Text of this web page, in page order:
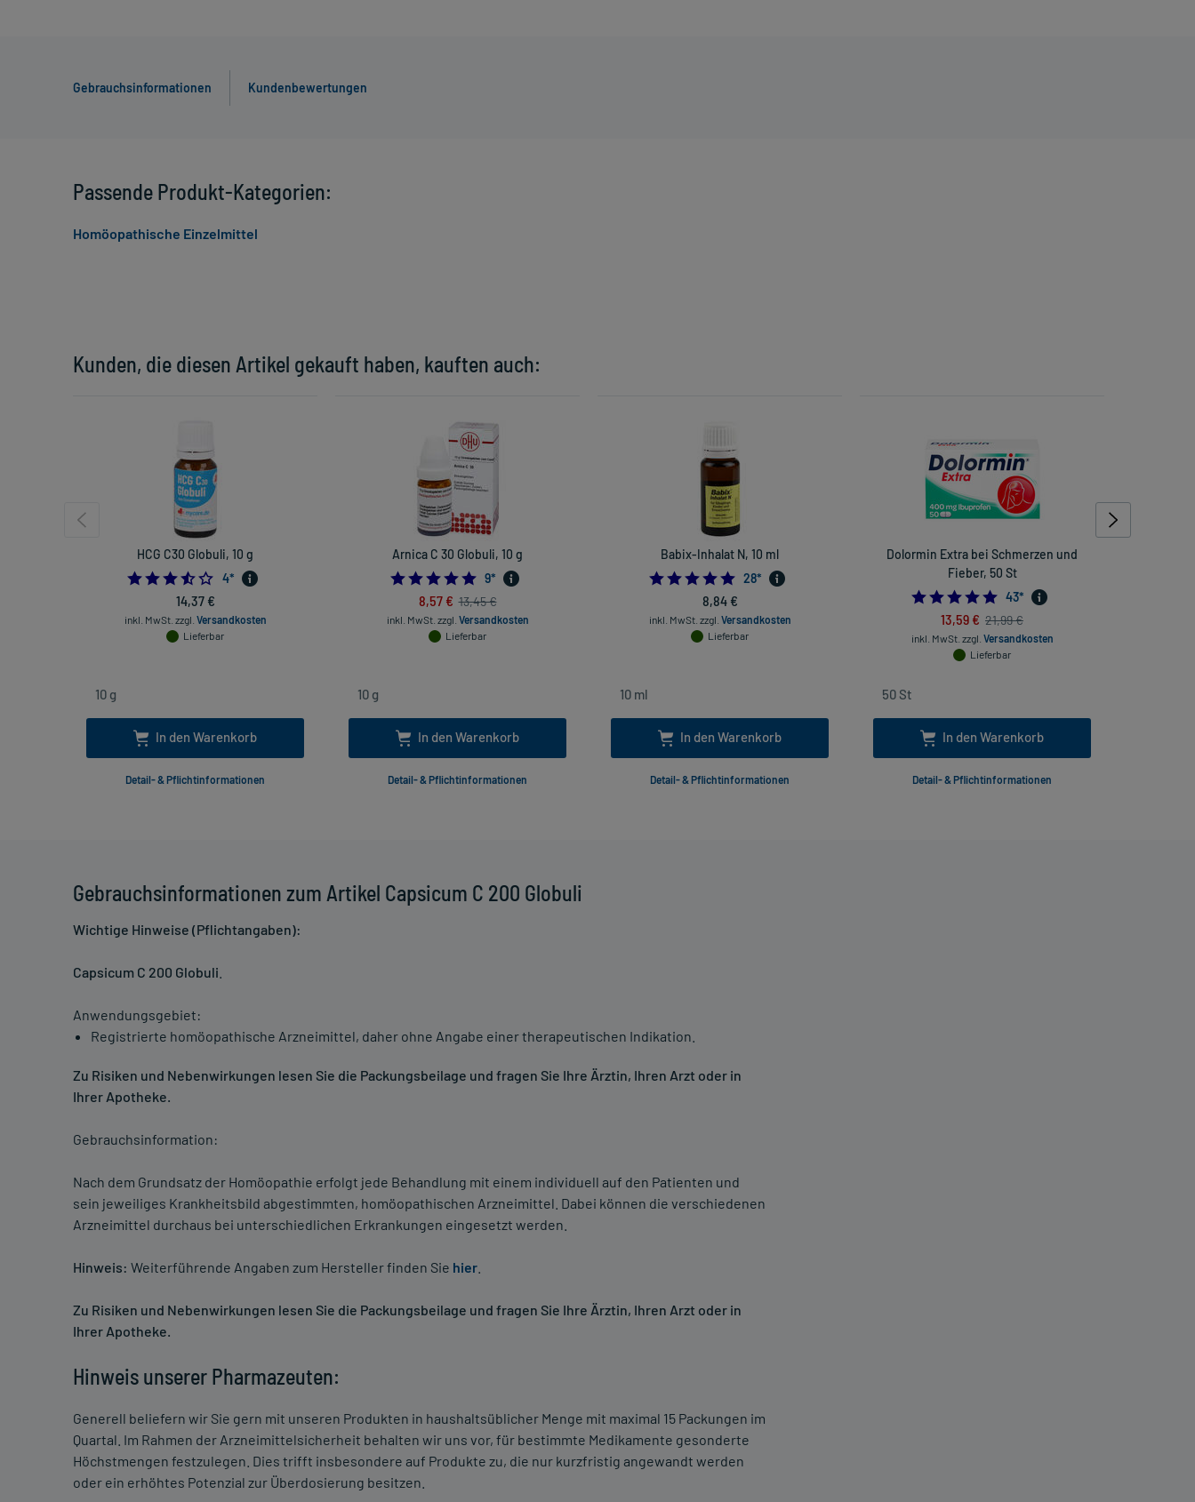
Gebrauchsinformationen Kundenbewertungen
Gebrauchsinformationen zum Artikel Capsicum C 200 Globuli
Wichtige Hinweise (Pflichtangaben):
Capsicum C 200 Globuli
Anwendungsgebiet:
Registrierte homöopathische Arzneimittel, daher ohne Angabe einer therapeutischen Indikation.
Zu Risiken und Nebenwirkungen lesen Sie die Packungsbeilage und fragen Sie Ihre Ärztin, Ihren Arzt oder in
Ihrer Apotheke.
Gebrauchsinformation:
Nach dem Grundsatz der Homöopathie erfolgt jede Behandlung mit einem individuell auf den Patienten und
sein jeweiliges Krankheitsbild abgestimmten, homöopathischen Arzneimittel. Dabei können die verschiedenen
Arzneimittel durchaus bei unterschiedlichen Erkrankungen eingesetzt werden.
Hinweis: Weiterführende Angaben zum Hersteller finden Sie hier
Zu Risiken und Nebenwirkungen lesen Sie die Packungsbeilage und fragen Sie Ihre Ärztin, Ihren Arzt oder in
Ihrer Apotheke.
Hinweis unserer Pharmazeuten:
Generell beliefern wir Sie gern mit unseren Produkten in haushaltsüblicher Menge mit maximal 15 Packungen im
Quartal. Im Rahmen der Arzneimittelsicherheit behalten wir uns vor, für bestimmte Medikamente gesonderte
Höchstmengen festzulegen. Dies trifft insbesondere auf Produkte zu, die nur kurzfristig angewandt werden
oder ein erhöhtes Potenzial zur Überdosierung besitzen.
Kunden, die diesen Artikel gekauft haben, kauften auch:
HCG C30 Globuli, 10 g
3.5
4*
14,37 €
inkl. MwSt. zzgl. Versandkosten
Lieferbar
In den Warenkorb
Detail- & Pflichtinformationen
Arnica C 30 Globuli, 10 g
4.888888888888889
9*
8,57 € 13,45 €
inkl. MwSt. zzgl. Versandkosten
Lieferbar
In den Warenkorb
Detail- & Pflichtinformationen
Babix-Inhalat N, 10 ml
4.964285714285714
28*
8,84 €
inkl. MwSt. zzgl. Versandkosten
Lieferbar
In den Warenkorb
Detail- & Pflichtinformationen
Dolormin Extra bei Schmerzen und
Fieber, 50 St
4.883720930232558
43*
13,59 € 21,99 €
inkl. MwSt. zzgl. Versandkosten
Lieferbar
In den Warenkorb
Detail- & Pflichtinformationen
Passende Produkt-Kategorien:
Homöopathische Einzelmittel